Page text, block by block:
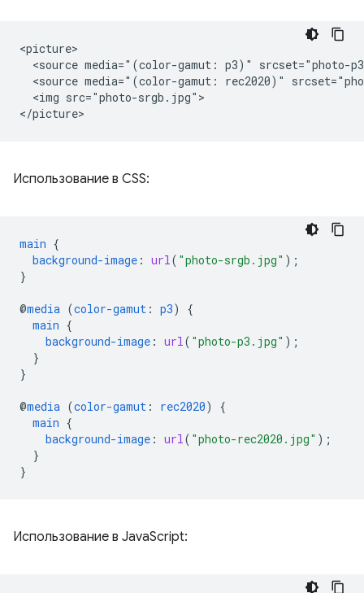
<picture>
<source media="(color-gamut: p3)" srcset="photo-
<source media="(color-gamut: rec2020)"
  <img src="photo-srgb.jpg">
Использование в CSS:
main {
background-image : url( "photo-srgb.jpg" );
}
@media (color-gamut : p3)
{
main {
background-image : url( "photo-p3.jpg" );
}
}
@media (color-gamut : rec2020)
{
main {
background-image : url( "photo-rec2020.jpg" );
}
}
Использование в JavaScript: